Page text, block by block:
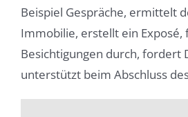
Beispiel Gespräche, ermittelt
Immobilie, erstellt ein Exposé,
Besichtigungen durch, fordert
unterstützt beim Abschluss